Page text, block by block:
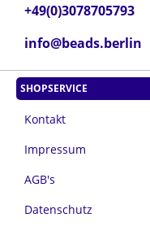
+49(0)3078705793
info@beads.berlin
SHOPSERVICE
Kontakt
Impressum
AGB's
Datenschutz